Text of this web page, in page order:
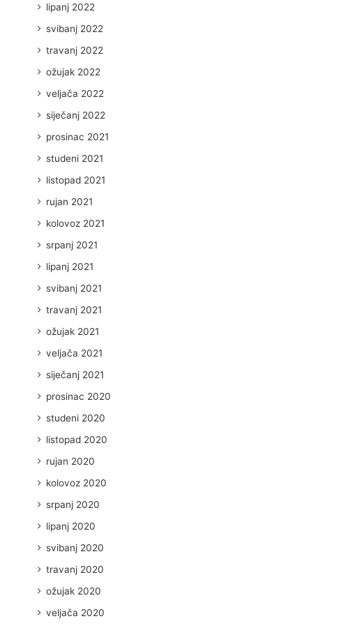
lipanj 2022
svibanj 2022
travanj 2022
ožujak 2022
veljača 2022
siječanj 2022
prosinac 2021
studeni 2021
listopad 2021
rujan 2021
kolovoz 2021
srpanj 2021
lipanj 2021
svibanj 2021
travanj 2021
ožujak 2021
veljača 2021
siječanj 2021
prosinac 2020
studeni 2020
listopad 2020
rujan 2020
kolovoz 2020
srpanj 2020
lipanj 2020
svibanj 2020
travanj 2020
ožujak 2020
veljača 2020